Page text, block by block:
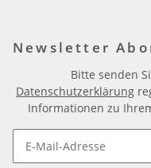
Newsletter
Bitte senden
Datenschutzerklärung
Informationen zu